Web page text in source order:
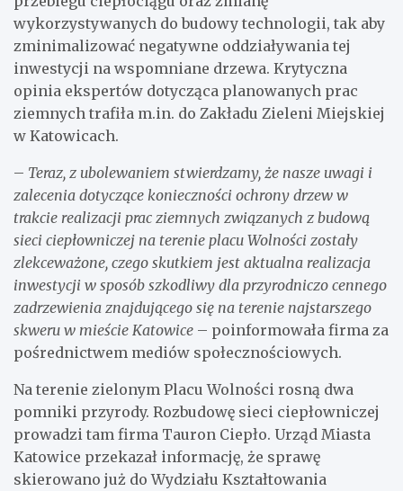
wykorzystywanych do budowy technologii, tak aby
zminimalizować negatywne oddziaływania tej
inwestycji na wspomniane drzewa. Krytyczna
opinia ekspertów dotycząca planowanych prac
ziemnych trafiła m.in. do Zakładu Zieleni Miejskiej
w Katowicach.
– Teraz, z ubolewaniem stwierdzamy, że nasze uwagi i
zalecenia dotyczące konieczności ochrony drzew w
trakcie realizacji prac ziemnych związanych z budową
sieci ciepłowniczej na terenie placu Wolności zostały
zlekceważone, czego skutkiem jest aktualna realizacja
inwestycji w sposób szkodliwy dla przyrodniczo cennego
zadrzewienia znajdującego się na terenie najstarszego
skweru w mieście Katowice – poinformowała firma za
pośrednictwem mediów społecznościowych.
Na terenie zielonym Placu Wolności rosną dwa
pomniki przyrody. Rozbudowę sieci ciepłowniczej
prowadzi tam firma Tauron Ciepło. Urząd Miasta
Katowice przekazał informację, że sprawę
skierowano już do Wydziału Kształtowania